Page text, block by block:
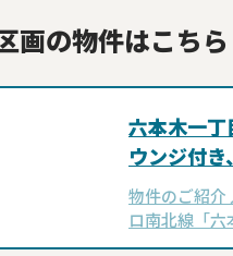
画の物件はこちら
六本木一
ウンジ付
フィス
物件のご紹介
ロ南北線「
る、一等地の